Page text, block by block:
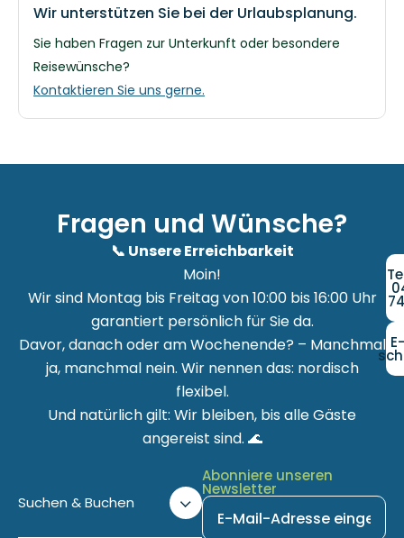
Wir unterstützen Sie bei der Urlaubsplanung.
Sie haben Fragen zur Unterkunft oder besondere
Reisewünsche?
Kontaktieren Sie uns gerne.
Fragen und Wünsche?
📞 Unsere Erreichbarkeit
Moin!
Wir sind Montag bis Freitag von 10:00 bis 16:00 Uhr
garantiert persönlich für Sie da.
Davor, danach oder am Wochenende? – Manchmal
ja, manchmal nein. Wir nennen das: nordisch
flexibel.
Und natürlich gilt: Wir bleiben, bis alle Gäste
angereist sind. 🌊
Suchen & Buchen
Abonniere unseren
Newsletter